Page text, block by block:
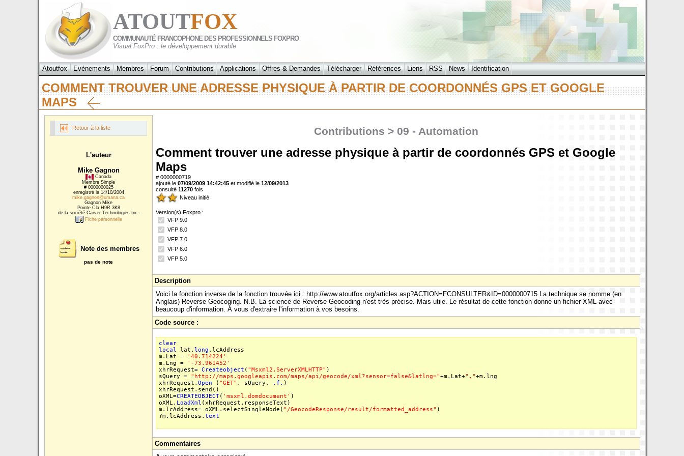
ATOUTFOX
COMMUNAUTÉ FRANCOPHONE DES PROFESSIONNELS FOXPRO
Visual FoxPro : le développement durable
Atoutfox Evénements Membres Forum Contributions Applications Offres & Demandes Télécharger Références Liens RSS News Identification
COMMENT TROUVER UNE ADRESSE PHYSIQUE À PARTIR DE COORDONNÉS GPS ET GOOGLE
MAPS
Retour à la liste
L'auteur
Mike Gagnon
Canada
Membre Simple
# 0000000025
enregistré le 14/10/2004
mike.gagnon@umana.ca
Gagnon Mike
Pointe Cla H9R 3K8
de la société Carver Technologies Inc.
Fiche personnelle
Note des membres
pas de note
Contributions > 09 - Automation
Comment trouver une adresse physique à partir de coordonnés GPS et Google
Maps
# 0000000719
ajouté le 07/09/2009 14:42:45 et modifié le 12/09/2013
consulté 11270 fois
Niveau initié
Version(s) Foxpro :
VFP 9.0
VFP 8.0
VFP 7.0
VFP 6.0
VFP 5.0
Description
Voici la fonction inverse de la fonction trouvée ici : http://www.atoutfox.org/articles.asp?ACTION=FCONSULTER&ID=0000000715 La technique se nomme (en
Anglais) Reverse Geocoging. N.B. La science de Reverse Geocoding n'est très précise. Mais utile. Le résultat de cette fonction donne un fichier XML avec
beaucoup d'information. À vous d'extraire l'information à vos besoins.
Code source :
clear
local lat, long ,lcAddress
m.Lat =
'40.714224'
m.Lng =
'-73.961452'
xhrRequest= Createobject ( "Msxml2.ServerXMLHTTP" )
sQuery = "http://maps.googleapis.com/maps/api/geocode/xml?sensor=false&latlng="+m.Lat+","+m.lng
xhrRequest. Open ( "GET" , sQuery, .f. )
xhrRequest.send()
oXML=CREATEOBJECT( 'msxml.domdocument' )
oXML. LoadXml (xhrRequest.responseText)
m.lcAddress= oXML.selectSingleNode( "/GeocodeResponse/result/formatted_address" )
?m.lcAddress. text
Commentaires